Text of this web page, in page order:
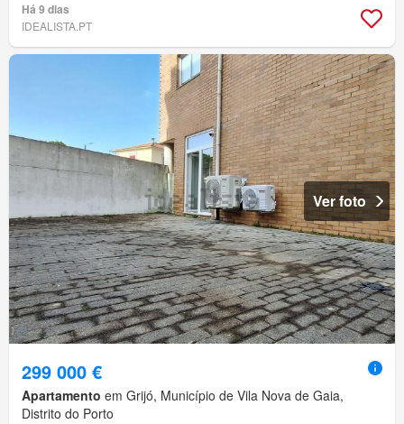
Há 9 dias
IDEALISTA.PT
Ver foto
299 000 €
Apartamento em Grijó, Município de Vila Nova de Gaia,
Distrito do Porto